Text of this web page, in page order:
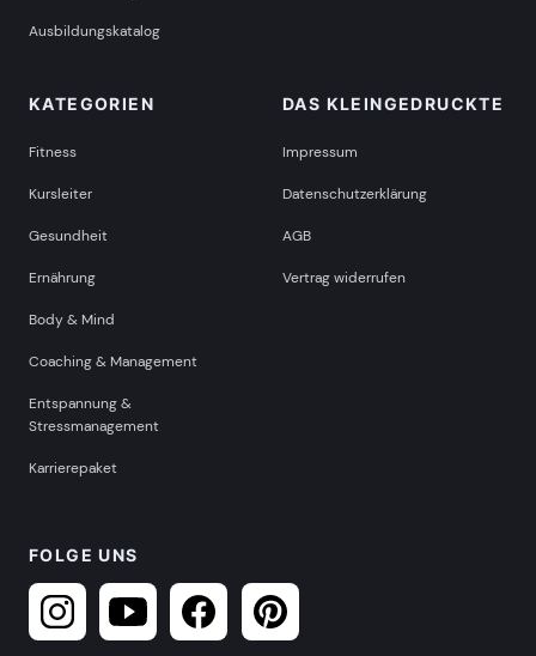
Ausbildungskatalog
KATEGORIEN
Fitness
Kursleiter
Gesundheit
Ernährung
Body & Mind
Coaching & Management
Entspannung &
Stressmanagement
Karrierepaket
DAS KLEINGEDRUCKTE
Impressum
Datenschutzerklärung
AGB
Vertrag widerrufen
FOLGE UNS